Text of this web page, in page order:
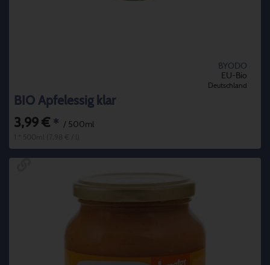
BYODO
EU-Bio
Deutschland
BIO Apfelessig klar
3,99 € * / 500ml